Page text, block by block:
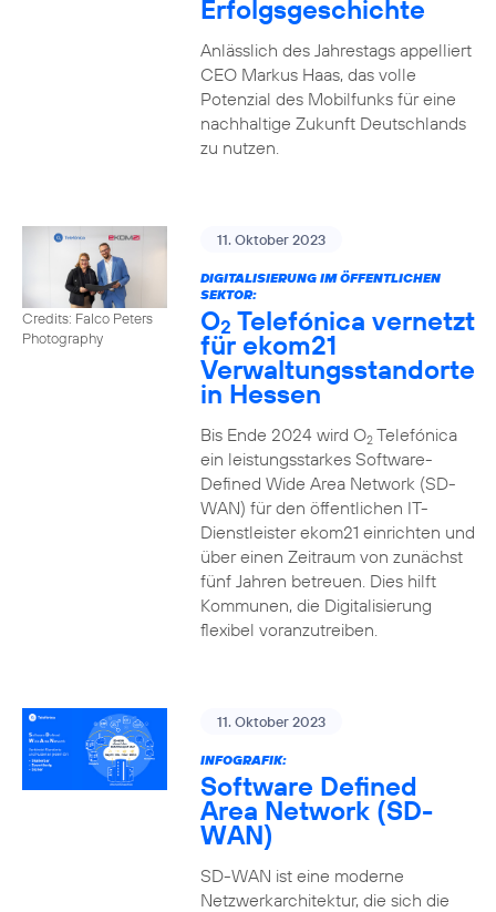
Erfolgsgeschichte
Anlässlich des Jahrestags appelliert
CEO Markus Haas, das volle
Potenzial des Mobilfunks für eine
nachhaltige Zukunft Deutschlands
zu nutzen.
Credits: Falco Peters
Photography
11. Oktober 2023
DIGITALISIERUNG IM ÖFFENTLICHEN
SEKTOR:
O2 Telefónica vernetzt
für ekom21
Verwaltungsstandorte
in Hessen
Bis Ende 2024 wird O2Telefónica
ein leistungsstarkes Software-
Defined Wide Area Network (SD-
WAN) für den öffentlichen IT-
Dienstleister ekom21 einrichten und
über einen Zeitraum von zunächst
fünf Jahren betreuen. Dies hilft
Kommunen, die Digitalisierung
flexibel voranzutreiben.
11. Oktober 2023
INFOGRAFIK:
Software Defined
Area Network (SD-
WAN)
SD-WAN ist eine moderne
Netzwerkarchitektur, die sich die